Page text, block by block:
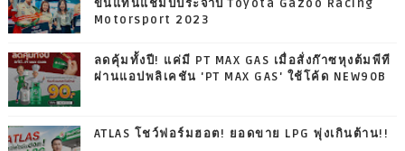
ขึ้นแท่นแชมป์ประจำปี Toyota Gazoo Racing
Motorsport 2023
ลดคุ้มทั้งปี! แค่มี PT MAX GAS เมื่อสั่งก๊าซหุงต้มพีที
ผ่านแอปพลิเคชัน 'PT MAX GAS' ใช้โค้ด NEW90B
ATLAS โชว์ฟอร์มฮอต! ยอดขาย LPG พุ่งเกินต้าน!!